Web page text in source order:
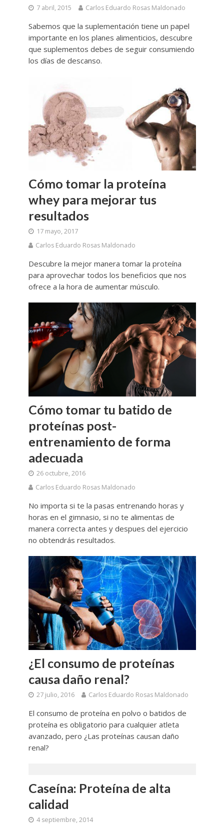
7 abril, 2015 Carlos Eduardo Rosas Maldonado
Sabemos que la suplementación tiene un papel
importante en los planes alimenticios, descubre
que suplementos debes de seguir consumiendo
los días de descanso.
Cómo tomar la proteína
whey para mejorar tus
resultados
17 mayo, 2017
Carlos Eduardo Rosas Maldonado
Descubre la mejor manera tomar la proteína
para aprovechar todos los beneficios que nos
ofrece a la hora de aumentar músculo.
Cómo tomar tu batido de
proteínas post-
entrenamiento de forma
adecuada
26 octubre, 2016
Carlos Eduardo Rosas Maldonado
No importa si te la pasas entrenando horas y
horas en el gimnasio, si no te alimentas de
manera correcta antes y despues del ejercicio
no obtendrás resultados.
¿El consumo de proteínas
causa daño renal?
27 julio, 2016 Carlos Eduardo Rosas Maldonado
El consumo de proteína en polvo o batidos de
proteína es obligatorio para cualquier atleta
avanzado, pero ¿Las proteínas causan daño
renal?
Caseína: Proteína de alta
calidad
4 septiembre, 2014